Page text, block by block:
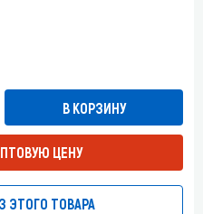
В КОРЗИНУ
ЦЕНУ
ЭТОГО ТОВАРА